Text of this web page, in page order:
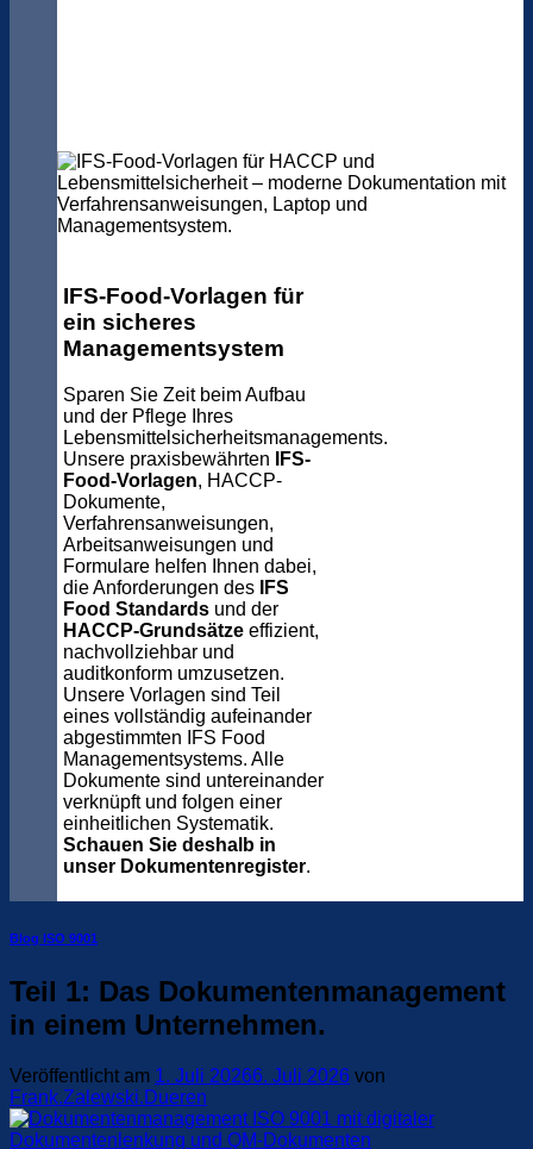
IFS-Food-Vorlagen für
ein sicheres
Managementsystem
Sparen Sie Zeit beim Aufbau
und der Pflege Ihres
Lebensmittelsicherheitsmanagements.
Unsere praxisbewährten
IFS-
Food-Vorlagen, HACCP-
Dokumente,
Verfahrensanweisungen,
Arbeitsanweisungen und
Formulare helfen Ihnen dabei,
die Anforderungen des
IFS
Food Standards und der
HACCP-Grundsätze effizient,
nachvollziehbar und
auditkonform umzusetzen.
Unsere Vorlagen sind Teil
eines vollständig aufeinander
abgestimmten IFS Food
Managementsystems. Alle
Dokumente sind untereinander
verknüpft und folgen einer
einheitlichen Systematik.
Schauen Sie deshalb in
unser Dokumentenregister.
Blog ISO 9001
Teil 1: Das Dokumentenmanagement
in einem Unternehmen.
Veröffentlicht am 1. Juli 20266. Juli 2026 von
Frank.Zalewski.Dueren